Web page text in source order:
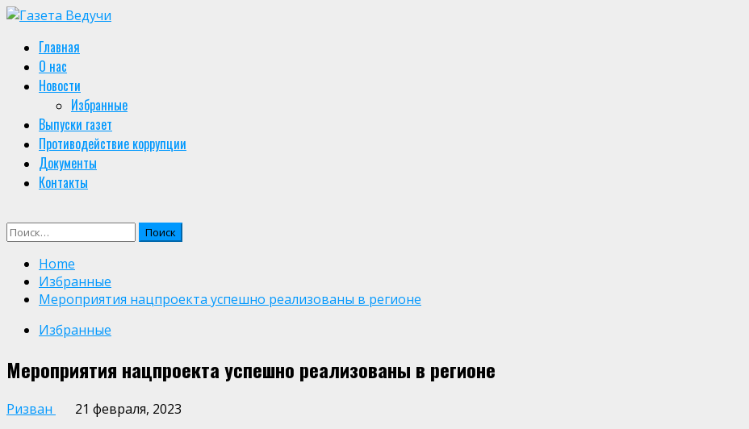
Skip
content
Primary
Menu
Главная
О нас
Новости
Избранные
Выпуски газет
Противодействие коррупции
Документы
Контакты
Найти:
Home
Избранные
Мероприятия нацпроекта успешно реализованы в регионе
Избранные
Мероприятия нацпроекта успешно реализованы в регионе
Ризван
21 февраля, 2023